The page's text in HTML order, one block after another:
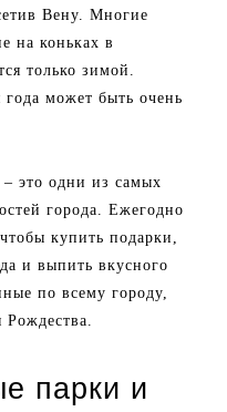
Вену. Многие
на коньках в
только зимой.
может быть очень
это одни из самых
города. Ежегодно
купить подарки,
и выпить вкусного
по всему городу,
парки и